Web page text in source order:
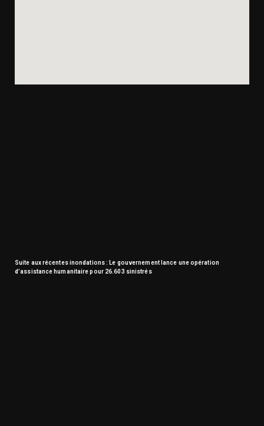
Suite aux récentes inondations : Le gouvernement lance une opération
d’assistance humanitaire pour 26.603 sinistrés